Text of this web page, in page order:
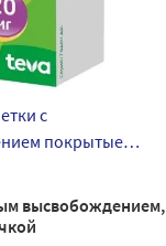
с
покрытые
высвобождением,